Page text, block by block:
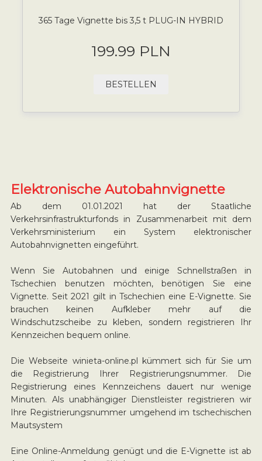
365 Tage Vignette bis 3,5 t PLUG-IN HYBRID
199.99 PLN
BESTELLEN
Elektronische Autobahnvignette
Ab dem 01.01.2021 hat der Staatliche
Verkehrsinfrastrukturfonds in Zusammenarbeit mit dem
Verkehrsministerium ein System elektronischer
Autobahnvignetten eingeführt.
Wenn Sie Autobahnen und einige Schnellstraßen in
Tschechien benutzen möchten, benötigen Sie eine
Vignette. Seit 2021 gilt in Tschechien eine E-Vignette. Sie
brauchen keinen Aufkleber mehr auf die
Windschutzscheibe zu kleben, sondern registrieren Ihr
Kennzeichen bequem online.
Die Webseite winieta-online.pl kümmert sich für Sie um
die Registrierung Ihrer Registrierungsnummer. Die
Registrierung eines Kennzeichens dauert nur wenige
Minuten. Als unabhängiger Dienstleister registrieren wir
Ihre Registrierungsnummer umgehend im tschechischen
Mautsystem
Eine Online-Anmeldung genügt und die E-Vignette ist ab